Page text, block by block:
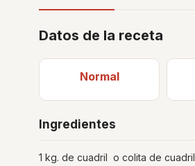
Datos de la receta
Normal
Ingredientes
1 kg. de cuadril o colita de cuadril